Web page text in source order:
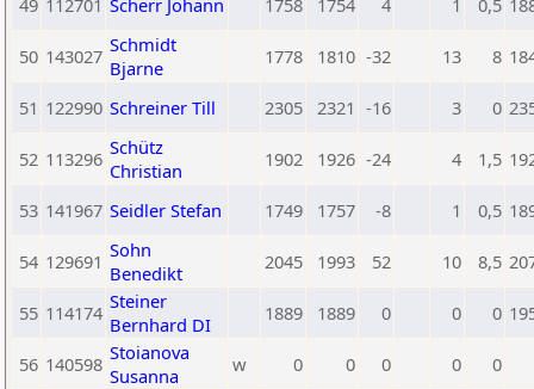
49 112701 Scherr Johann 1758 1754 4 1 0,5
50 143027 Schmidt
Bjarne
1778 1810 -32 13 8
51 122990 Schreiner Till 2305 2321 -16 3 0
52 113296 Schütz
Christian
1902 1926 -24 4 1,5
53 141967 Seidler Stefan 1749 1757 -8 1 0,5
54 129691 Sohn
Benedikt
2045 1993 52 10 8,5
55 114174 Steiner
Bernhard DI
1889 1889 0 0 0
56 140598 Stoianova
Susanna
w 0 0 0 0 0